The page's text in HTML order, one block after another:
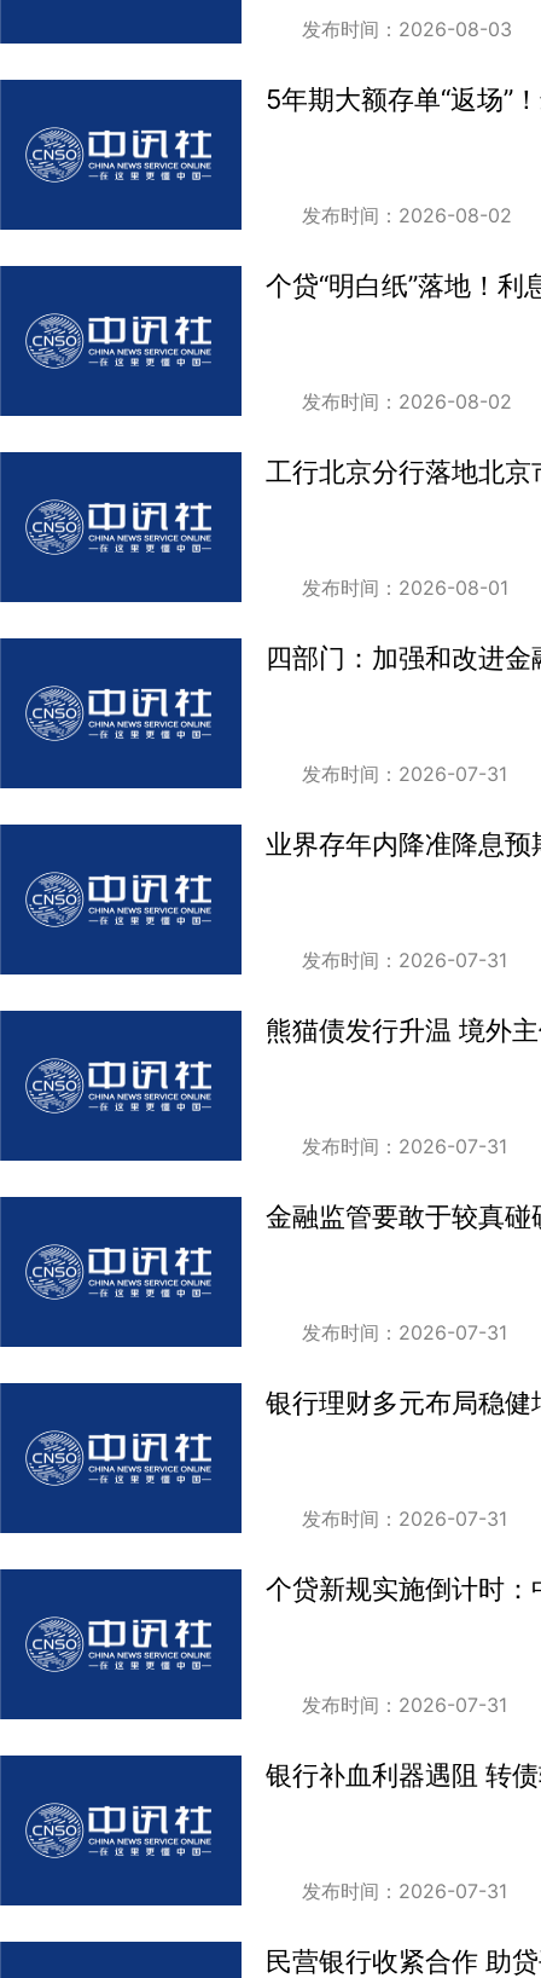
发布时间：2026-08-03
5年期大额存单“返场”
发布时间：2026-08-02
个贷“明白纸”落地！
发布时间：2026-08-02
工行北京分行落地北
发布时间：2026-08-01
四部门：加强和改进
发布时间：2026-07-31
业界存年内降准降息预
发布时间：2026-07-31
熊猫债发行升温 境外
发布时间：2026-07-31
金融监管要敢于较真碰
发布时间：2026-07-31
银行理财多元布局稳健
发布时间：2026-07-31
个贷新规实施倒计时：
发布时间：2026-07-31
银行补血利器遇阻 转
发布时间：2026-07-31
民营银行收紧合作 助